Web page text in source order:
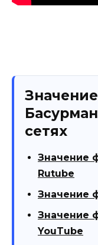
сетях
Значение
Rutube
Значение
Значение
YouTube